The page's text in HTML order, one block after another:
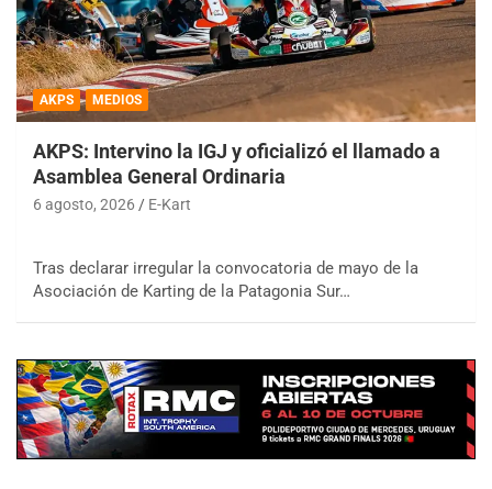
AKPS MEDIOS
AKPS: Intervino la IGJ y oficializó el llamado a
Asamblea General Ordinaria
6 agosto, 2026 E-Kart
Tras declarar irregular la convocatoria de mayo de la
Asociación de Karting de la Patagonia Sur…